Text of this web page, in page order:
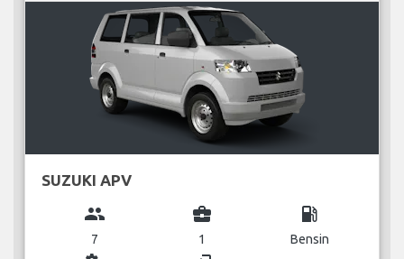
SUZUKI APV
group
7
business_center
1
local_gas_station
Bensin